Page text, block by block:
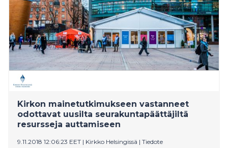
Kirkon mainetutkimukseen vastanneet
odottavat uusilta seurakuntapäättäjiltä
resursseja auttamiseen
9.11.2018 12:06:23 EET | Kirkko Helsingissä | Tiedote